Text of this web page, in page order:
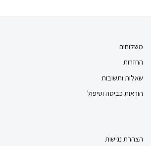
משלוחים
החזרות
שאלות ותשובות
הוראות כביסה וטיפול
הצהרת נגישות